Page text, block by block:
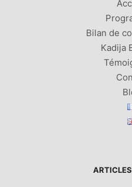
Bilan de
Kadija